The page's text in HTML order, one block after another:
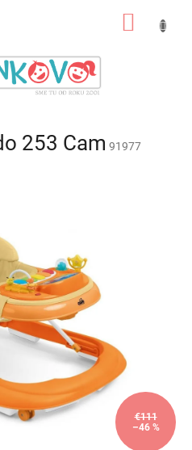
253 Cam 91977
€111
–46 %